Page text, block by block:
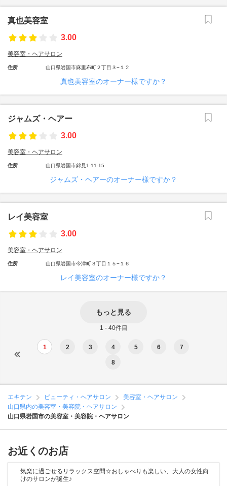
真也美容室
3.00
美容室・ヘアサロン
住所 山口県岩国市麻里布町２丁目３−１２
真也美容室のオーナー様ですか？
ジャムズ・ヘアー
3.00
美容室・ヘアサロン
住所 山口県岩国市錦見1-11-15
ジャムズ・ヘアーのオーナー様ですか？
レイ美容室
3.00
美容室・ヘアサロン
住所 山口県岩国市今津町３丁目１５−１６
レイ美容室のオーナー様ですか？
もっと見る
1 - 40件目
1 2 3 4 5 6 7
8
エキテン ビューティ・ヘアサロン
美容室・ヘアサロン
山口県内の美容室・美容院・ヘアサロン
山口県岩国市の美容室・美容院・ヘアサロン
お近くのお店
気楽に過ごせるリラックス空間☆おしゃべりも楽しい、大人の女性向
けのサロンが誕生♪